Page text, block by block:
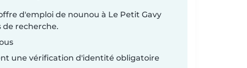
d'emploi de nounou à Le Petit Gavy
de recherche.
une vérification d'identité obligatoire